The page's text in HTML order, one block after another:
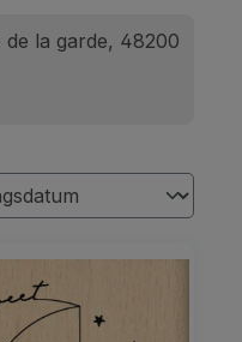
la garde, 48200